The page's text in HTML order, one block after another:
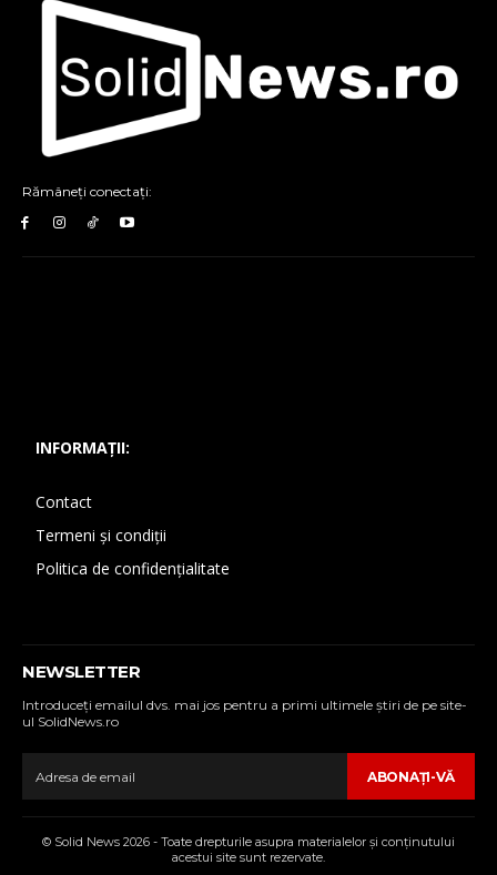
Rămâneți conectați:
INFORMAȚII:
Contact
Termeni și condiții
Politica de confidențialitate
NEWSLETTER
Introduceţi emailul dvs. mai jos pentru a primi ultimele ştiri de pe site-
ul SolidNews.ro
ABONAŢI-VĂ
© Solid News 2026 - Toate drepturile asupra materialelor şi conţinutului
acestui site sunt rezervate.